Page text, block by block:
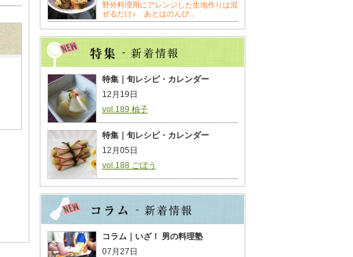
野外料理用にアレンジした生地作りは混
ぜるだけ♪ あとはのんび...
特集｜旬レシピ・カレンダー
12月19日
vol.189 柚子
特集｜旬レシピ・カレンダー
12月05日
vol.188 ごぼう
コラム｜いざ！ 男の料理塾
07月27日